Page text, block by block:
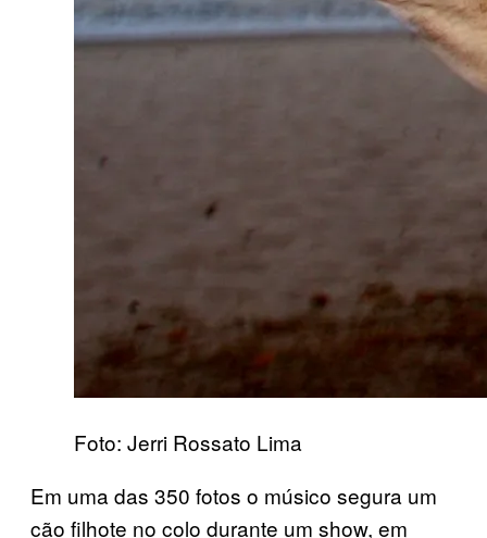
Foto: Jerri Rossato Lima
Em uma das 350 fotos o músico segura um
cão filhote no colo durante um show, em